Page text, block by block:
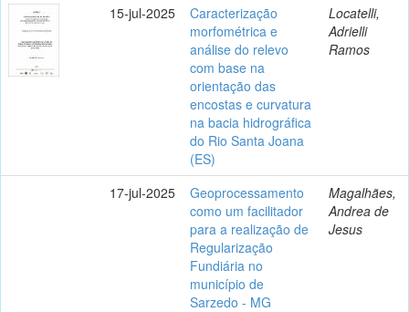
15-jul-2025
Caracterização
morfométrica e
análise do relevo
com base na
orientação das
encostas e curvatura
na bacia hidrográfica
do Rio Santa Joana
(ES)
Locatelli,
Adrielli
Ramos
17-jul-2025
Geoprocessamento
como um facilitador
para a realização de
Regularização
Fundiária no
município de
Sarzedo - MG
Magalhães,
Andrea de
Jesus